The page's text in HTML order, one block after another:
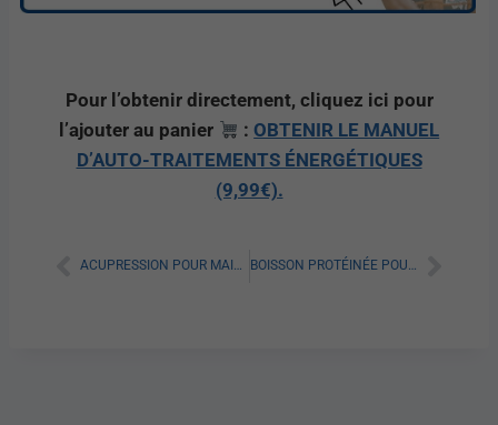
Pour l’obtenir directement, cliquez ici pour
l’ajouter au panier
: OBTENIR LE MANUEL
D’AUTO-TRAITEMENTS ÉNERGÉTIQUES
(9,99€).
ACUPRESSION POUR MAIGRIR : TOUT SAVOIR SUR CETTE MÉTHODE EFFICACE BOISSON PROTÉINÉE POUR MAIGRIR : TOUT SAVOIR